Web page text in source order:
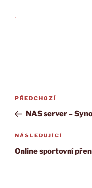
Navigace
příspěvek
Předchozí
příspěvek
PŘEDCHOZÍ
NAS server –
Následující
příspěvek
NÁSLEDUJÍCÍ
Online sportovní